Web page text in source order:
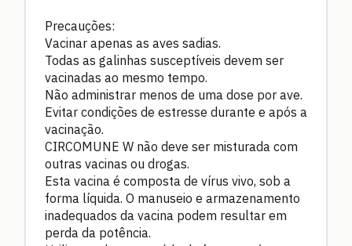
Precauções:
Vacinar apenas as aves sadias.
Todas as galinhas susceptíveis devem ser
vacinadas ao mesmo tempo.
Não administrar menos de uma dose por ave.
Evitar condições de estresse durante e após a
vacinação.
CIRCOMUNE W não deve ser misturada com
outras vacinas ou drogas.
Esta vacina é composta de vírus vivo, sob a
forma líquida. O manuseio e armazenamento
inadequados da vacina podem resultar em
perda da potência.